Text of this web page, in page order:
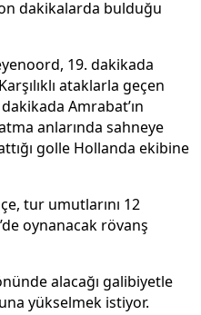
dakikalarda bulduğu
19. dakikada
ataklarla geçen
Amrabat’ın
anlarında sahneye
golle Hollanda ekibine
tur umutlarını 12
oynanacak rövanş
alacağı galibiyetle
yükselmek istiyor.